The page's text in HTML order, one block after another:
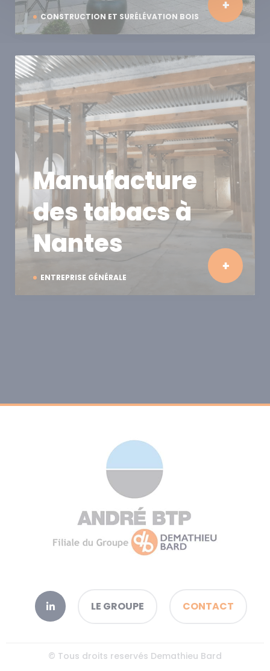
CONSTRUCTION ET SURÉLÉVATION BOIS
ENTREPRISE GÉNÉRALE
Manufacture
des tabacs à
Nantes
LE GROUPE CONTACT
© Tous droits reservés Demathieu Bard